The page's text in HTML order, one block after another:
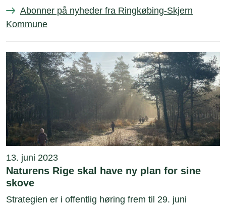
Abonner på nyheder fra Ringkøbing-Skjern
Kommune
13. juni 2023
Naturens Rige skal have ny plan for sine
skove
Strategien er i offentlig høring frem til 29. juni